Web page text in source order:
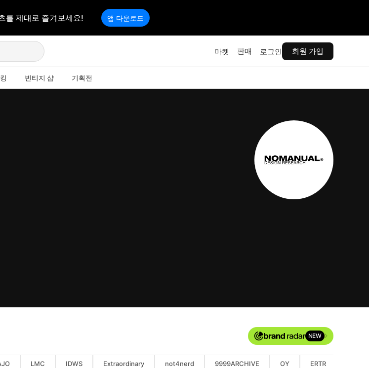
를 제대로 즐겨보세요! 앱 다운로드
마켓 판매 로그인 회원 가입
빈티지 샵 기획전
NEW
LMC IDWS Extraordinary not4nerd 9999ARCHIVE OY ERTR